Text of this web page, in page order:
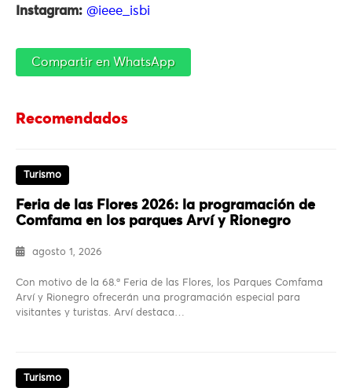
Instagram: @ieee_isbi
Compartir en WhatsApp
Recomendados
Turismo
Feria de las Flores 2026: la programación de
Comfama en los parques Arví y Rionegro
agosto 1, 2026
Con motivo de la 68.ª Feria de las Flores, los Parques Comfama
Arví y Rionegro ofrecerán una programación especial para
visitantes y turistas. Arví destaca…
Turismo